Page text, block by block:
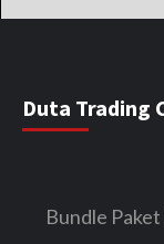
Duta Trading
Bundle